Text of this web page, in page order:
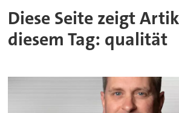
Diese Seite zeigt
diesem Tag: qualität